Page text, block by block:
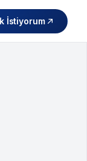
İstiyorum